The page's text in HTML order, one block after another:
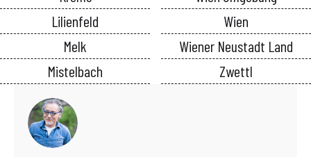
Lilienfeld
Melk
Mistelbach
Wien
Wiener Neustadt Land
Zwettl